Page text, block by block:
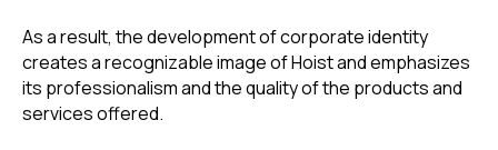
As a result, the development of corporate identity
creates a recognizable image of Hoist and emphasizes
its professionalism and the quality of the products and
services offered.